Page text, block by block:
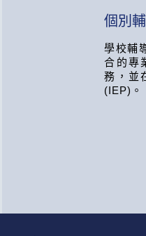
個別
學校輔
合的專
務，並
(IEP)。